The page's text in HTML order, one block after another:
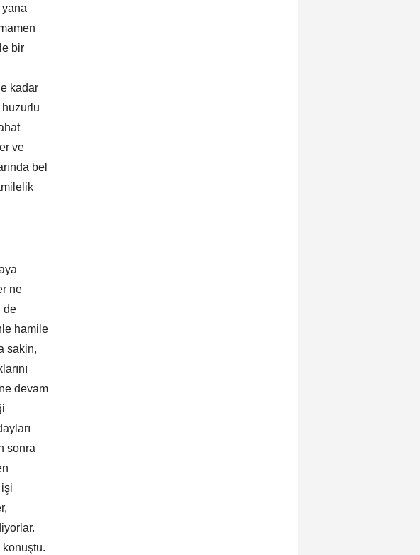
bir
kadar
huzurlu
ve
bel
ne
de
hamile
sakin,
devam
sonra
konuştu.